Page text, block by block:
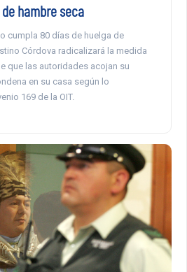
hambre seca
cumpla 80 días de huelga de
Córdova radicalizará la medida
que las autoridades acojan su
en su casa según lo
169 de la OIT.